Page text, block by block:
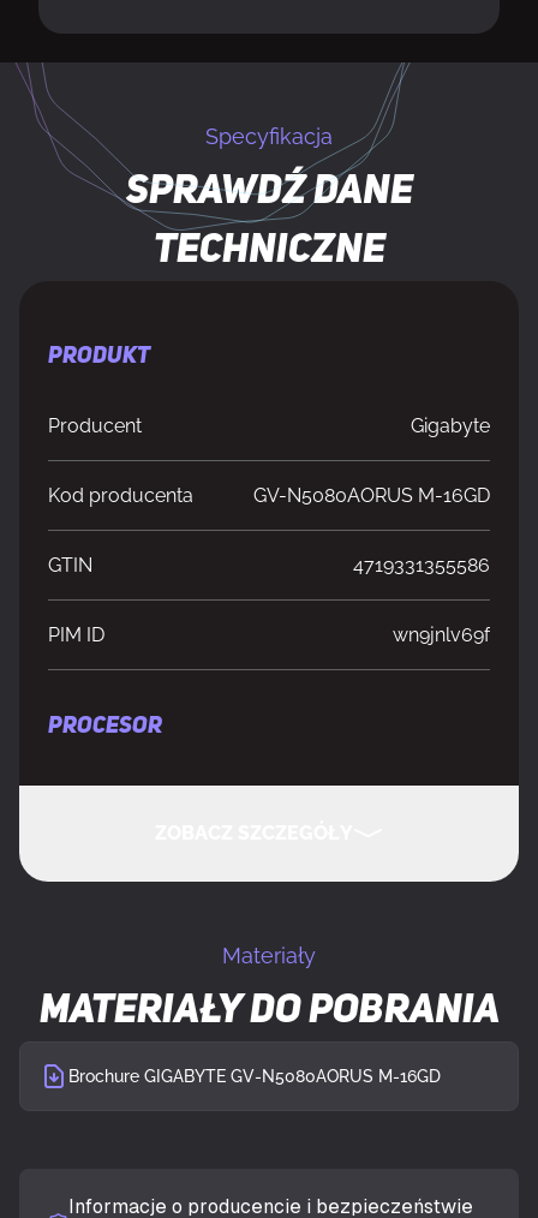
Specyfikacja
Sprawdź dane
techniczne
PRODUKT
Producent Gigabyte
Kod producenta GV-N5080AORUS M-16GD
GTIN 4719331355586
PIM ID wn9jnlv69f
PROCESOR
Procesor graficzny GeForce RTX 5080
Taktowanie procesora 2805 MHz
Materiały
Materiały do pobrania
Brochure GIGABYTE GV-N5080AORUS M-16GD
Informacje o producencie i bezpieczeństwie